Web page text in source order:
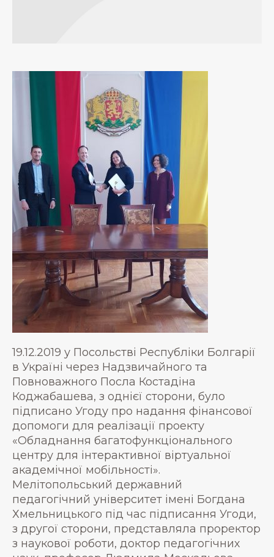
19.12.2019 у Посольстві Республіки Болгарії
в Україні через Надзвичайного та
Повноважного Посла Костадіна
Коджабашева, з однієї сторони, було
підписано Угоду про надання фінансової
допомоги для реалізації проекту
«Обладнання багатофункціонального
центру для інтерактивної віртуальної
академічної мобільності».
Мелітопольський державний
педагогічний університет імені Богдана
Хмельницького під час підписання Угоди,
з другої сторони, представляла проректор
з наукової роботи, доктор педагогічних